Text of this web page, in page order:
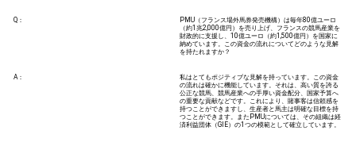
Q：
PMU（フランス場外馬券発売機構）は毎年80億ユーロ
（約1兆2,000億円）を売り上げ、フランスの競馬産業を
財政的に支援し、10億ユーロ（約1,500億円）を国家に
納めています。この資金の流れについてどのような見解
を持たれますか？
A：
私はとてもポジティブな見解を持っています。この資金
の流れは確かに機能しています。それは、高い質を誇る
公正な競馬、競馬産業への手厚い資金配分、国家予算へ
の重要な貢献などです。これにより、賭事客は信頼感を
持つことができますし、生産者と馬主は明確な目標を持
つことができます。またPMUについては、その組織は経
済利益団体（GIE）の1つの模範として確立しています。